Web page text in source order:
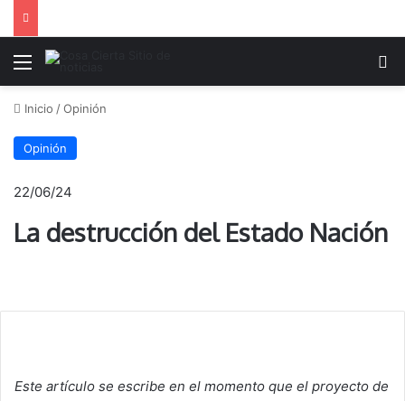
Menú
Inicio /Opinión
Opinión
22/06/24
La destrucción del Estado Nación
Este artículo se escribe en el momento que el proyecto de